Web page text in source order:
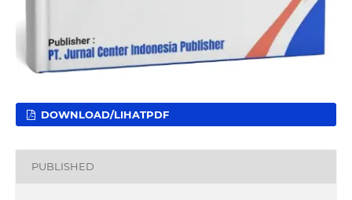
DOWNLOAD/LIHATPDF
PUBLISHED